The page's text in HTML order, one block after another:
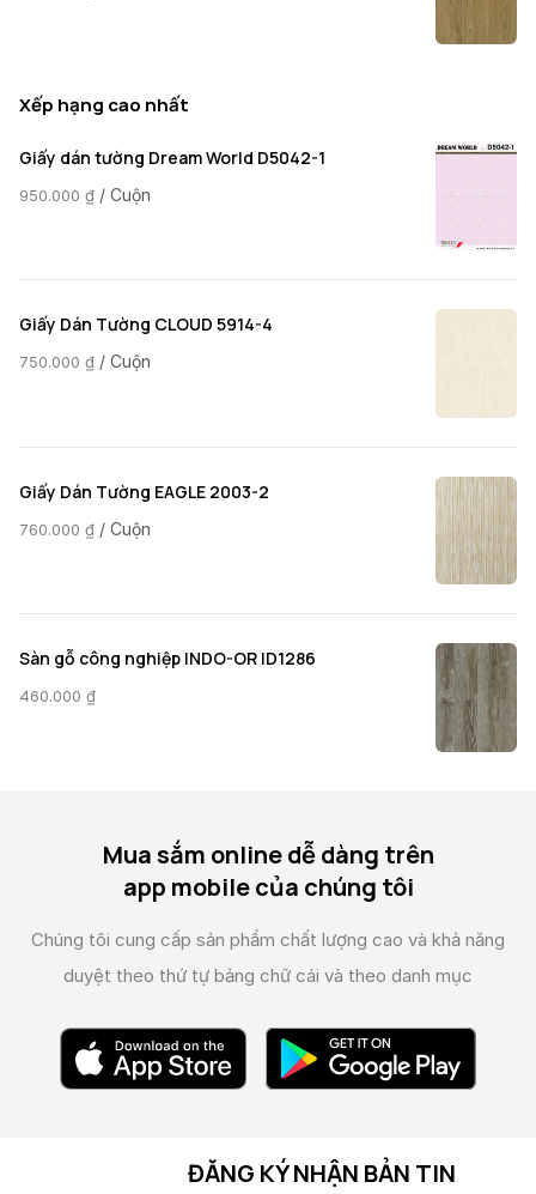
Xếp hạng cao nhất
Giấy dán tường Dream World D5042-1
950.000 ₫ / Cuộn
Giấy Dán Tường CLOUD 5914-4
750.000 ₫ / Cuộn
Giấy Dán Tường EAGLE 2003-2
760.000 ₫ / Cuộn
Sàn gỗ công nghiệp INDO-OR ID1286
460.000 ₫
Mua sắm online dễ dàng trên
app mobile của chúng tôi
Chúng tôi cung cấp sản phẩm chất lượng cao và khả năng
duyệt theo thứ tự bảng chữ cái và theo danh mục
ĐĂNG KÝ NHẬN BẢN TIN